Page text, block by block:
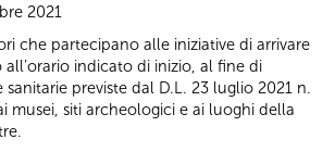
2021
che partecipano alle iniziative di arrivare
indicato di inizio, al fine di
sanitarie previste dal D.L. 23 luglio 2021 n.
musei, siti archeologici e ai luoghi della